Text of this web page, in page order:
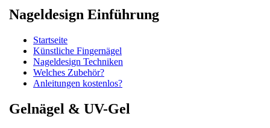
Nageldesign Einführung
Startseite
Künstliche Fingernägel
Nageldesign Techniken
Welches Zubehör?
Anleitungen kostenlos?
Gelnägel & UV-Gel